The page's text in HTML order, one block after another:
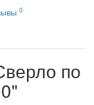
0
по